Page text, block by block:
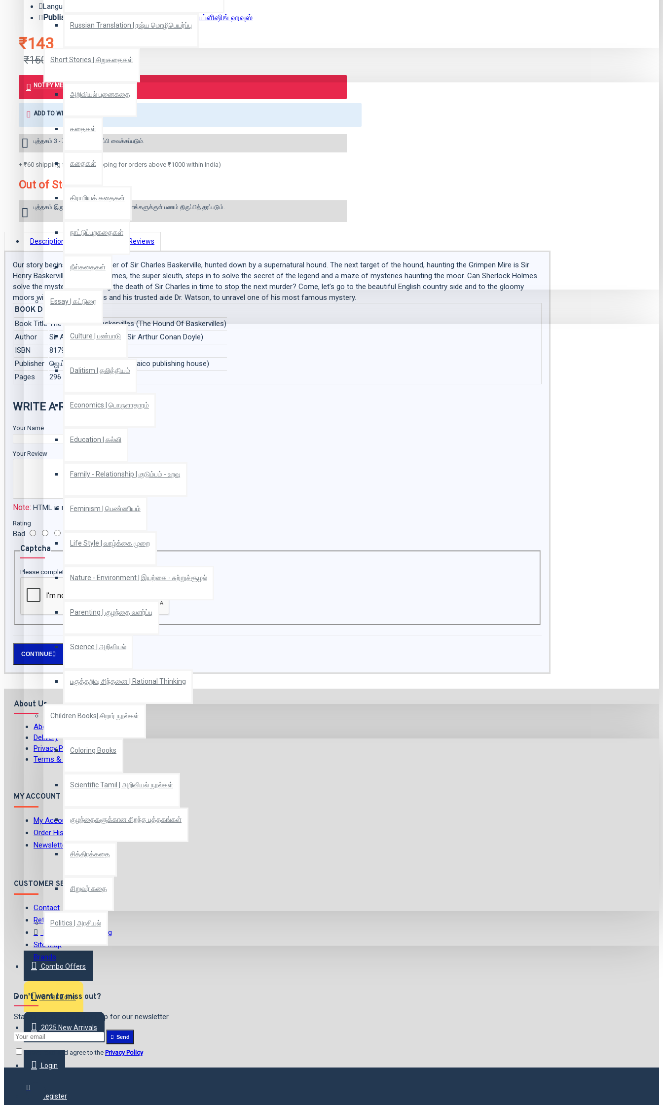
Russian Translation | ரஷ்ய மொழிபெயர்ப்பு
Short Stories | சிறுகதைகள்
அறிவியல் புனைகதை
கதைகள்
கதைகள்
கிராமியக் கதைகள்
நாட்டுப்புறகதைகள்
நீள்கதைகள்
Essay | கட்டுரை
Culture | பண்பாடு
Dalitism | தலித்தியம்
Economics | பொருளாதாரம்
Education | கல்வி
Family - Relationship | குடும்பம் - உறவு
Feminism | பெண்ணியம்
Life Style | வாழ்க்கை முறை
Nature - Environment | இயற்கை - சுற்றுச்சூழல்
Parenting | குழந்தை வளர்ப்பு
Science | அறிவியல்
பகுத்தறிவு சிந்தனை | Rational Thinking
Children Books| சிறார் நூல்கள்
Coloring Books
Scientific Tamil | அறிவியல் நூல்கள்
குழந்தைகளுக்கான சிறந்த புத்தகங்கள்
சித்திரக்கதை
சிறுவர் கதை
Politics | அரசியல்
Combo Offers
Offer Zone
2025 New Arrivals
Login
Register
₹143
₹150
Language: English
Publisher: Jaico Publishing House | ஜெய்கோ பப்ளிஷிங் ஹவுஸ்
NOTIFY ME WHEN BOOK IS AVAILABLE
ADD TO WISH LIST
புத்தகம் 3 - 7 நாட்களில் அனுப்பி வைக்கப்படும்.
+ ₹60 shipping fee* (Free shipping for orders above ₹1000 within India)
Out of Stock
புத்தகம் இருப்பில் இல்லை என்றால் 10 தினங்களுக்குள் பணம் திருப்பித் தரப்படும்.
Description Reviews
Our story begins with the murder of Sir Charles Baskerville, hunted down by a supernatural hound. The next target of the hound, haunting the Grimpen Mire is Sir
Henry Baskerville. Sherlock Holmes, the super sleuth, steps in to solve the secret of the legend and a maze of mysteries haunting the moor. Can Sherlock Holmes
solve the mystery surrounding the death of Sir Charles in time to stop the next murder? Come, let’s go to the beautiful English country side and to the gloomy
moors with Sherlock Holmes and his trusted aide Dr. Watson, to unravel one of his most famous mystery.
BOOK DETAILS
Book Title The Hound of Baskervilles (The Hound Of Baskervilles)
Author
Sir Arthur Conan Doyle (Sir Arthur Conan Doyle)
ISBN
8179920062
Publisher ஜெய்கோ பப்ளிஷிங் ஹவுஸ் (jaico publishing house)
Pages
296
WRITE A REVIEW
Your Name
Your Review
Note: HTML is not translated!
Rating
Bad
Captcha
Please complete the captcha validation below
CONTINUE
About Us
About Us
Delivery
Privacy Policy
Terms & Conditions
MY ACCOUNT
My Account
Order History
Newsletter
CUSTOMER SERVICE
Contact
Returns
International Shipping
Site Map
Brands
Don't want to miss out?
Stay in the loop by signing up for our newsletter
Send
I have read and agree to the Privacy Policy